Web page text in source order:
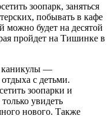
зоопарк, заняться
побывать в кафе
можно будет на десятой
пройдет на Тишинке в
каникулы —
с детьми.
зоопарки и
увидеть
нового. Также